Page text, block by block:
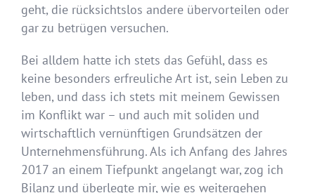
geht, die rücksichtslos andere übervorteilen oder
gar zu betrügen versuchen.
Bei alldem hatte ich stets das Gefühl, dass es
keine besonders erfreuliche Art ist, sein Leben zu
leben, und dass ich stets mit meinem Gewissen
im Konflikt war – und auch mit soliden und
wirtschaftlich vernünftigen Grundsätzen der
Unternehmensführung. Als ich Anfang des Jahres
2017 an einem Tiefpunkt angelangt war, zog ich
Bilanz und überlegte mir, wie es weitergehen